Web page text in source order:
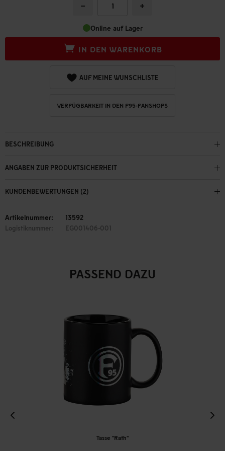
− +
Online auf Lager
IN DEN WARENKORB
AUF MEINE WUNSCHLISTE
VERFÜGBARKEIT IN DEN F95-FANSHOPS
BESCHREIBUNG
ANGABEN ZUR PRODUKTSICHERHEIT
KUNDENBEWERTUNGEN (2)
Artikelnummer: 13592
Logistiknummer: EG001406-001
PASSEND DAZU
Tasse "Rath"